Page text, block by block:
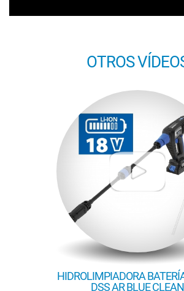
OTROS
HIDROLIMPIADORA
DSS AR BLUE CLEAN